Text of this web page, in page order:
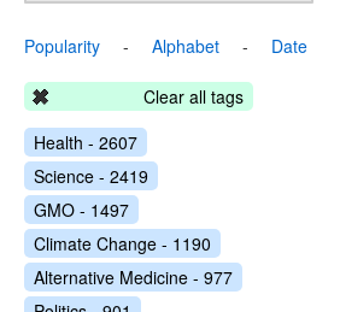
Popularity - Alphabet - Date
Clear all tags
Health - 2607
Science - 2419
GMO - 1497
Climate Change - 1190
Alternative Medicine - 977